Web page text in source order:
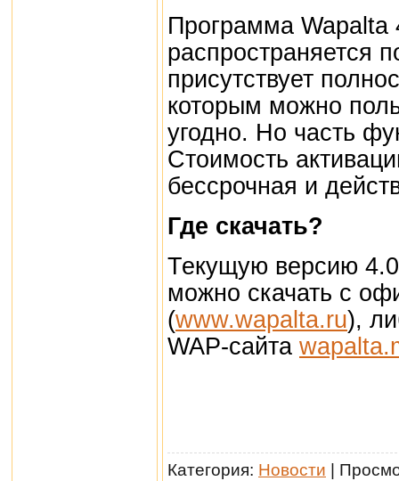
Программа Wapalta
распространяется
присутствует
которым можно
угодно. Но часть
Стоимость
бессрочная и
Где скачать?
Текущую версию
можно скачать с
(www.wapalta.ru),
WAP-сайта
Категория: Новости |